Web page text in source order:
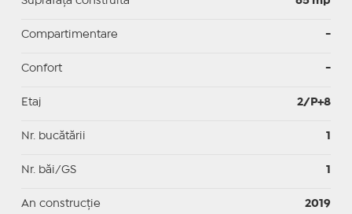
Compartimentare -
Confort -
Etaj 2/P+8
Nr. bucătării 1
Nr. băi/GS 1
An construcție 2019